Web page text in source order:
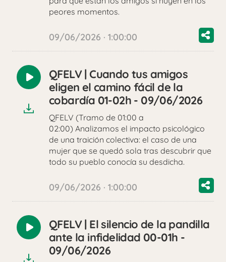
peores momentos.
09/06/2026 · 1:00:00
Reproducir
audio
QFELV | Cuando tus amigos
eligen el camino fácil de la
cobardía 01-02h - 09/06/2026
QFELV (Tramo de 01:00 a
02:00) Analizamos el impacto psicológico
de una traición colectiva: el caso de una
mujer que se quedó sola tras descubrir que
todo su pueblo conocía su desdicha.
09/06/2026 · 1:00:00
Reproducir
audio
QFELV | El silencio de la pandilla
ante la infidelidad 00-01h -
09/06/2026